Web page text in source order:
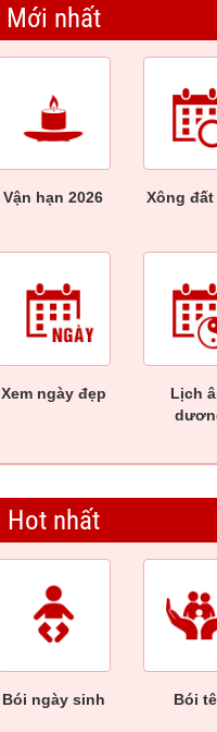
Mới nhất
Vận hạn 2026 Xông đất
Xem ngày đẹp
Lịch
Hot nhất
Bói ngày sinh Bói